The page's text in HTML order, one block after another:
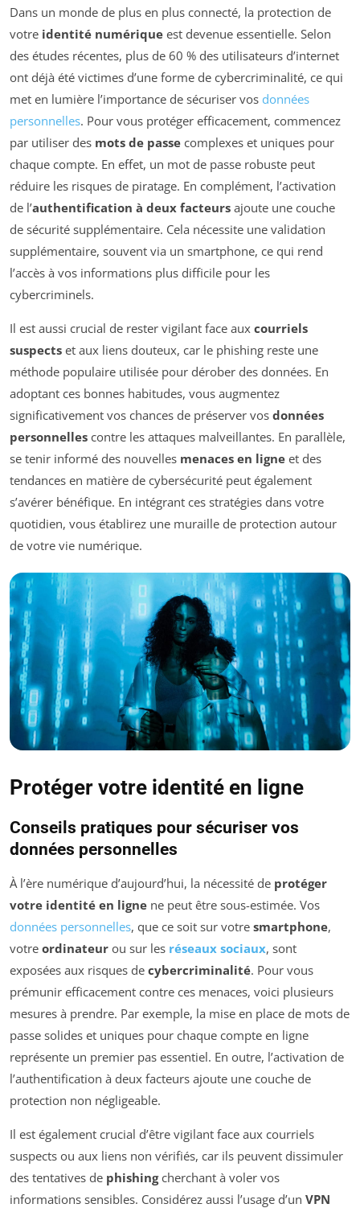
Dans un monde de plus en plus connecté, la protection de
votre identité numérique est devenue essentielle. Selon
des études récentes, plus de 60 % des utilisateurs d’internet
ont déjà été victimes d’une forme de cybercriminalité, ce qui
met en lumière l’importance de sécuriser vos données
personnelles. Pour vous protéger efficacement, commencez
par utiliser des mots de passe complexes et uniques pour
chaque compte. En effet, un mot de passe robuste peut
réduire les risques de piratage. En complément, l’activation
de l’authentification à deux facteurs ajoute une couche
de sécurité supplémentaire. Cela nécessite une validation
supplémentaire, souvent via un smartphone, ce qui rend
l’accès à vos informations plus difficile pour les
cybercriminels.
Il est aussi crucial de rester vigilant face aux courriels
suspects et aux liens douteux, car le phishing reste une
méthode populaire utilisée pour dérober des données. En
adoptant ces bonnes habitudes, vous augmentez
significativement vos chances de préserver vos données
personnelles contre les attaques malveillantes. En parallèle,
se tenir informé des nouvelles menaces en ligne et des
tendances en matière de cybersécurité peut également
s’avérer bénéfique. En intégrant ces stratégies dans votre
quotidien, vous établirez une muraille de protection autour
de votre vie numérique.
Protéger votre identité en ligne
Conseils pratiques pour sécuriser vos
données personnelles
À l’ère numérique d’aujourd’hui, la nécessité de protéger
votre identité en ligne ne peut être sous-estimée. Vos
données personnelles, que ce soit sur votre smartphone,
votre ordinateur ou sur les réseaux sociaux, sont
exposées aux risques de cybercriminalité. Pour vous
prémunir efficacement contre ces menaces, voici plusieurs
mesures à prendre. Par exemple, la mise en place de mots de
passe solides et uniques pour chaque compte en ligne
représente un premier pas essentiel. En outre, l’activation de
l’authentification à deux facteurs ajoute une couche de
protection non négligeable.
Il est également crucial d’être vigilant face aux courriels
suspects ou aux liens non vérifiés, car ils peuvent dissimuler
des tentatives de phishingcherchant à voler vos
informations sensibles. Considérez aussi l’usage d’un VPN